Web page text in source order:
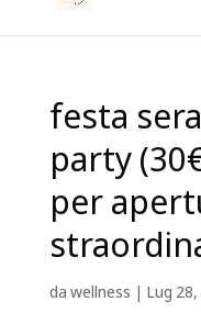
festa
party
per
dawellness | Lug